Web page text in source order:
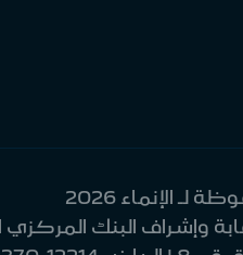
الإنماء 2026